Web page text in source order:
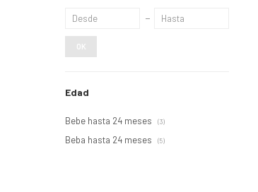
OK
Edad
Bebe hasta 24 meses (3)
Beba hasta 24 meses (5)